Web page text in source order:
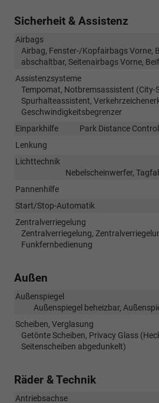
Sicherheit & Assistenz
Airbags
Airbag, Fenster-/Kopfairbags Vorne,
abschaltbar, Seitenairbags Vorne,
Assistenzsysteme
Tempomat, Notbremsassistent (City-
Spurhalteassistent,
Geschwindigkeitsbegrenzer
Einparkhilfe
Park Distance
Lenkung
Lichttechnik
Nebelscheinwerfer,
Pannenhilfe
Start/Stop-Automatik
Zentralverriegelung
Zentralverriegelung,
Funkfernbedienung
Außen
Außenspiegel
Außenspiegel beheizbar,
Scheiben, Verglasung
Getönte Scheiben, Privacy Glass
Seitenscheiben abgedunkelt)
Räder & Technik
Antriebsachse